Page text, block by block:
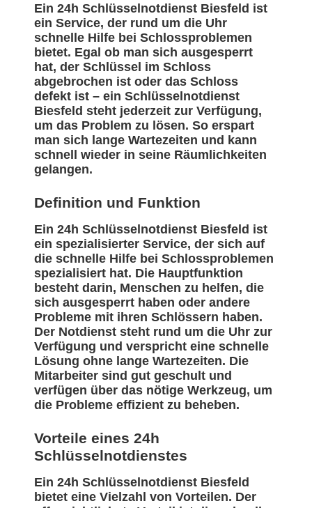
Ein 24h Schlüsselnotdienst Biesfeld ist
ein Service, der rund um die Uhr
schnelle Hilfe bei Schlossproblemen
bietet. Egal ob man sich ausgesperrt
hat, der Schlüssel im Schloss
abgebrochen ist oder das Schloss
defekt ist – ein Schlüsselnotdienst
Biesfeld steht jederzeit zur Verfügung,
um das Problem zu lösen. So erspart
man sich lange Wartezeiten und kann
schnell wieder in seine Räumlichkeiten
gelangen.
Definition und Funktion
Ein 24h Schlüsselnotdienst Biesfeld ist
ein spezialisierter Service, der sich auf
die schnelle Hilfe bei Schlossproblemen
spezialisiert hat. Die Hauptfunktion
besteht darin, Menschen zu helfen, die
sich ausgesperrt haben oder andere
Probleme mit ihren Schlössern haben.
Der Notdienst steht rund um die Uhr zur
Verfügung und verspricht eine schnelle
Lösung ohne lange Wartezeiten. Die
Mitarbeiter sind gut geschult und
verfügen über das nötige Werkzeug, um
die Probleme effizient zu beheben.
Vorteile eines 24h
Schlüsselnotdienstes
Ein 24h Schlüsselnotdienst Biesfeld
bietet eine Vielzahl von Vorteilen. Der